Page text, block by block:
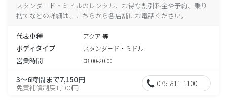
スタンダード・ミドルのレンタル、お得な割引料金や予約、乗り
捨てなどの詳細は、こちらから各店舗にお電話ください。
代表車種 アクア 等
ボディタイプ スタンダード・ミドル
営業時間 08:00-20:00
3～6時間まで7,150円
免責補償制度1,100円 075-811-1100